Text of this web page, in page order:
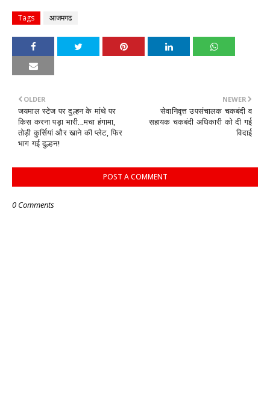
Tags आजमगढ
NEWER
सेवानिवृत्त उपसंचालक चकबंदी व
सहायक चकबंदी अधिकारी को दी गई
विदाई
OLDER
जयमाल स्टेज पर दुल्हन के मांथे पर
किस करना पड़ा भारी...मचा हंगामा,
तोड़ी कुर्सियां और खाने की प्लेट, फिर
भाग गई दुल्हन!
POST A COMMENT
0 Comments